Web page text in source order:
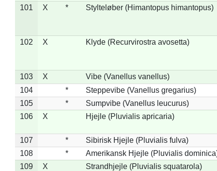
101 X * Stylteløber (Himantopus himantopus)
102 X Klyde (Recurvirostra avosetta)
103 X
Vibe (Vanellus vanellus)
104
*
Steppevibe (Vanellus gregarius)
105
*
Sumpvibe (Vanellus leucurus)
106
X Hjejle (Pluvialis apricaria)
107 *
Sibirisk Hjejle (Pluvialis fulva)
108
*
Amerikansk Hjejle (Pluvialis
109
X Strandhjejle (Pluvialis squatarola)